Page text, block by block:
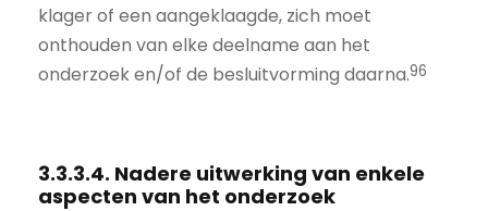
klager of een aangeklaagde, zich moet
onthouden van elke deelname aan het
onderzoek en/of de besluitvorming daarna.96
3.3.3.4. Nadere uitwerking van enkele
aspecten van het onderzoek